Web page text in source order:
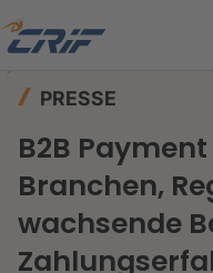
PRESSE
B2B
Branchen,
wachsende